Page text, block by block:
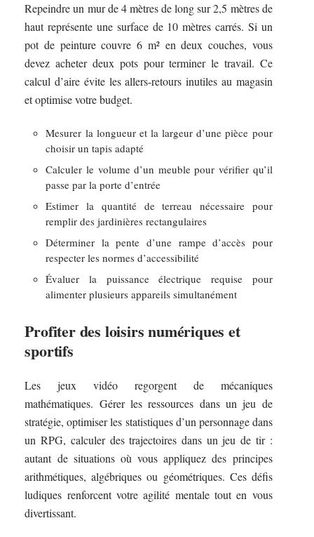
Repeindre un mur de 4 mètres de long sur 2,5 mètres de
haut représente une surface de 10 mètres carrés. Si un
pot de peinture couvre 6 m² en deux couches, vous
devez acheter deux pots pour terminer le travail. Ce
calcul d’aire évite les allers-retours inutiles au magasin
et optimise votre budget.
Mesurer la longueur et la largeur d’une pièce pour
choisir un tapis adapté
Calculer le volume d’un meuble pour vérifier qu’il
passe par la porte d’entrée
Estimer la quantité de terreau nécessaire pour
remplir des jardinières rectangulaires
Déterminer la pente d’une rampe d’accès pour
respecter les normes d’accessibilité
Évaluer la puissance électrique requise pour
alimenter plusieurs appareils simultanément
Profiter des loisirs numériques et
sportifs
Les jeux vidéo regorgent de mécaniques
mathématiques. Gérer les ressources dans un jeu de
stratégie, optimiser les statistiques d’un personnage dans
un RPG, calculer des trajectoires dans un jeu de tir :
autant de situations où vous appliquez des principes
arithmétiques, algébriques ou géométriques. Ces défis
ludiques renforcent votre agilité mentale tout en vous
divertissant.